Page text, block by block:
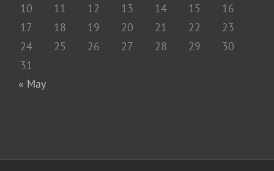
10
11 12 13 14 15
16
17
18 19 20 21 22
23
24
25 26 27 28 29
30
31
« May